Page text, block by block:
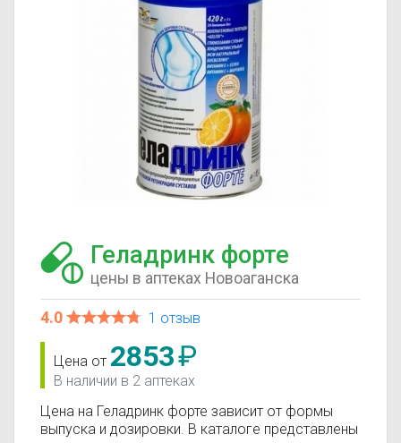
Геладринк форте
цены в аптеках Новоаганска
4.0 1 отзыв
Цена от 2853₽
В наличии в 2 аптеках
Цена на Геладринк форте зависит от формы
выпуска и дозировки. В каталоге представлены